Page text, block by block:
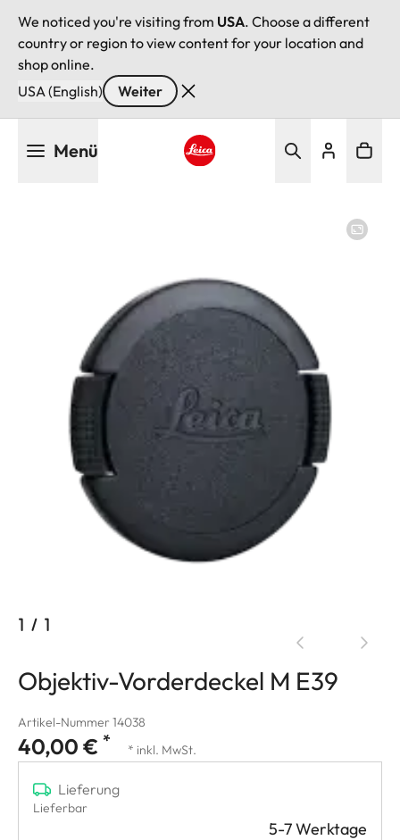
We noticed you're visiting from USA. Choose a different
country or region to view content for your location and
shop online.
USA (English)
Weiter
Menü
1 / 1
Objektiv-Vorderdeckel M E39
Artikel-Nummer 14038
40,00 € * * inkl. MwSt.
Lieferung
Lieferbar
5-7 Werktage